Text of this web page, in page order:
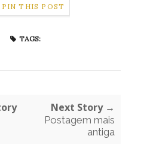
PIN THIS POST
TAGS:
Next Story →
Postagem mais
antiga